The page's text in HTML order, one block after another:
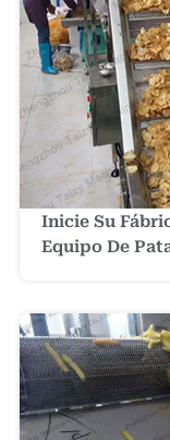
Inicie Su
Equipo De